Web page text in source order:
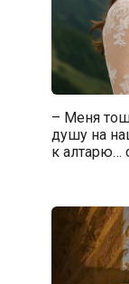
– Меня
душу на
к алтарю…